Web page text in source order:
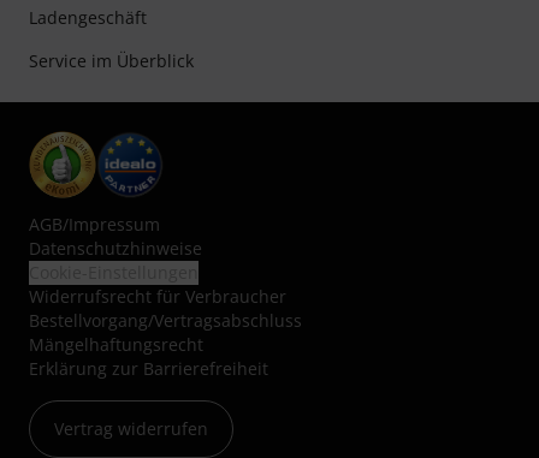
Ladengeschäft
Service im Überblick
AGB/Impressum
Datenschutzhinweise
Widerrufsrecht für Verbraucher
Bestellvorgang/Vertragsabschluss
Mängelhaftungsrecht
Erklärung zur Barrierefreiheit
Vertrag widerrufen